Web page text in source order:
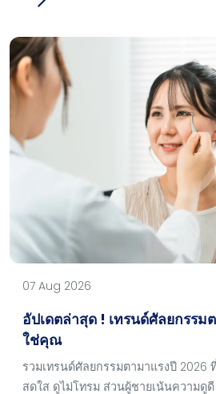
07 Aug 2026
อัปเดตล่าสุด ! เทรนด์ศัลยกรร
ใช่คุณ
รวมเทรนด์ศัลยกรรมตามาแรงปี 2026
สดใส ดูไม่โทรม ส่วนผู้ชายเน้นความดู